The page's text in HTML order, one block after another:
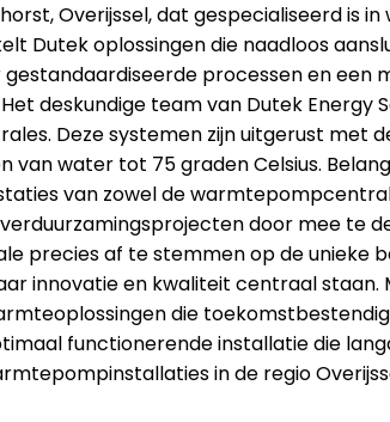
Overijssel, dat gespecialiseerd
oplossingen die naadloos
processen en
deskundige team van Dutek Energy
Deze systemen zijn uitgerust met
water tot 75 graden Celsius.
van zowel de
door mee te
precies af te stemmen op de
innovatie en kwaliteit centraal
die
functionerende installatie die
in de regio